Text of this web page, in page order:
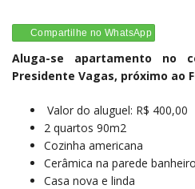
Compartilhe no WhatsApp
Aluga-se apartamento no
Presidente Vagas, próximo ao
Valor do aluguel: R$ 400,00
2 quartos 90m2
Cozinha americana
Cerâmica na parede
Casa nova e linda